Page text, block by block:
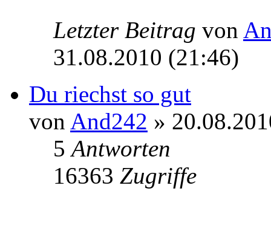
Letzter Beitrag von
31.08.2010 (21:46)
Du riechst so gut
von And242 »
5Antworten
16363 Zugriffe